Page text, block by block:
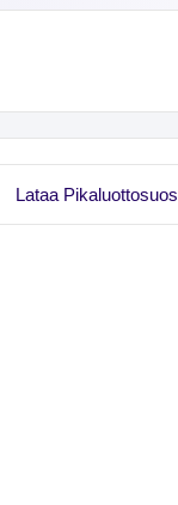
Lataa